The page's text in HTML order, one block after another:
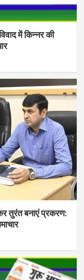
में किन्नर की
तुरंत बनाएं प्रकरण: